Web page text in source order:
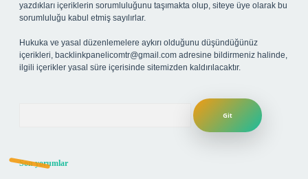
yazdıkları içeriklerin sorumluluğunu taşımakta olup, siteye üye olarak bu
sorumluluğu kabul etmiş sayılırlar.
Hukuka ve yasal düzenlemelere aykırı olduğunu düşündüğünüz
içerikleri, backlinkpanelicomtr@gmail.com adresine bildirmeniz halinde,
ilgili içerikler yasal süre içerisinde sitemizden kaldırılacaktır.
Son yorumlar